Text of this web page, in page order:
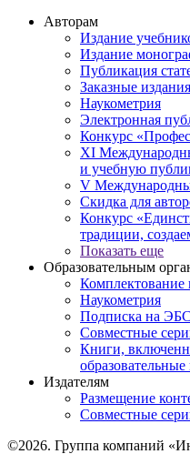
Авторам
Издание
Издание
Публикация
Заказные издания
Наукометрия
Электронная
Конкурс
XI
и учебную
V
Скидка для
Конкурс
традиции,
Показать еще
Образовательным
Наукометрия
Подписка на
Совместные
Книги,
Издателям
Размещение
Совместные
©2026. Группа компаний